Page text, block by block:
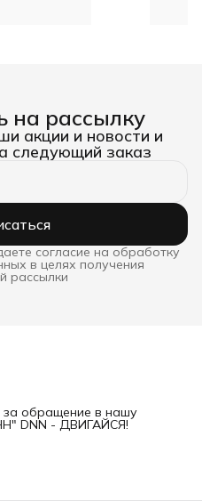
на рассылку
акции и новости и
следующий заказ
согласие на обработку
в целях получения
рассылки
обращение в нашу
DNN - ДВИГАЙСЯ!